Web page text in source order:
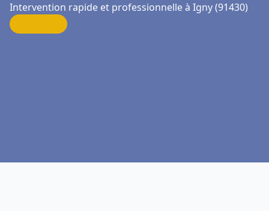
Intervention rapide et professionnelle à Igny (91430)